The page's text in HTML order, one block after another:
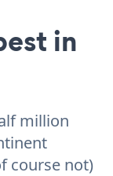
in
million
course not)